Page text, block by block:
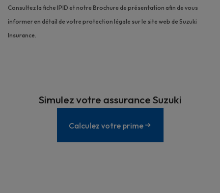
Consultez la fiche IPID et notre Brochure de présentation afin de vous
informer en détail de votre protection légale sur le site web de Suzuki
Insurance.
Simulez votre assurance Suzuki
Calculez votre prime